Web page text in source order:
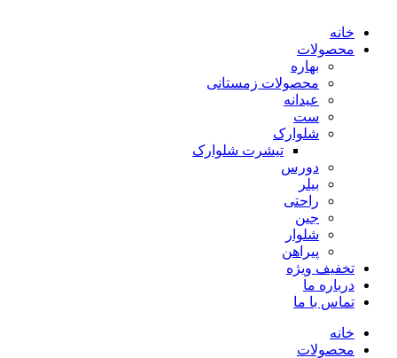
خانه
محصولات
بهاره
محصولات زمستانی
عیدانه
ست
شلوارک
تیشرت شلوارک
دورس
بیلر
راحتی
جین
شلوار
پیراهن
تخفیف ویژه
درباره ما
تماس با ما
خانه
محصولات